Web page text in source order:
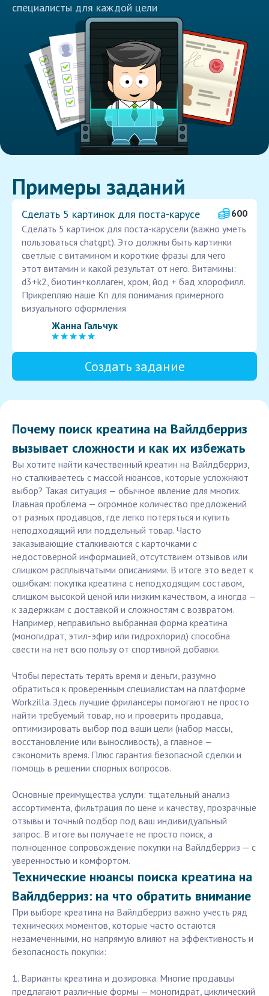
специалисты для каждой цели
Примеры заданий
Сделать 5 картинок для поста-карусе
600
Сделать 5 картинок для поста-карусели (важно уметь
пользоваться chatgpt). Это должны быть картинки
светлые с витамином и короткие фразы для чего
этот витамин и какой результат от него. Витамины:
d3+k2, биотин+коллаген, хром, йод + бад хлорофилл.
Прикрепляю наше Кп для понимания примерного
визуального оформления
Жанна Гальчук
Создать задание
Почему поиск креатина на Вайлдберриз
вызывает сложности и как их избежать
Вы хотите найти качественный креатин на Вайлдберриз,
но сталкиваетесь с массой нюансов, которые усложняют
выбор? Такая ситуация — обычное явление для многих.
Главная проблема — огромное количество предложений
от разных продавцов, где легко потеряться и купить
неподходящий или поддельный товар. Часто
заказывающие сталкиваются с карточками с
недостоверной информацией, отсутствием отзывов или
слишком расплывчатыми описаниями. В итоге это ведет к
ошибкам: покупка креатина с неподходящим составом,
слишком высокой ценой или низким качеством, а иногда —
к задержкам с доставкой и сложностям с возвратом.
Например, неправильно выбранная форма креатина
(моногидрат, этил-эфир или гидрохлорид) способна
свести на нет всю пользу от спортивной добавки.
Чтобы перестать терять время и деньги, разумно
обратиться к проверенным специалистам на платформе
Workzilla. Здесь лучшие фрилансеры помогают не просто
найти требуемый товар, но и проверить продавца,
оптимизировать выбор под ваши цели (набор массы,
восстановление или выносливость), а главное —
сэкономить время. Плюс гарантия безопасной сделки и
помощь в решении спорных вопросов.
Основные преимущества услуги: тщательный анализ
ассортимента, фильтрация по цене и качеству, прозрачные
отзывы и точный подбор под ваш индивидуальный
запрос. В итоге вы получаете не просто поиск, а
полноценное сопровождение покупки на Вайлдберриз — с
уверенностью и комфортом.
Технические нюансы поиска креатина на
Вайлдберриз: на что обратить внимание
При выборе креатина на Вайлдберриз важно учесть ряд
технических моментов, которые часто остаются
незамеченными, но напрямую влияют на эффективность и
безопасность покупки:
1. Варианты креатина и дозировка. Многие продавцы
предлагают различные формы — моногидрат, циклический